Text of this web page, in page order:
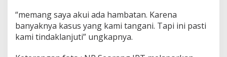
“memang saya akui ada hambatan. Karena
banyaknya kasus yang kami tangani. Tapi ini pasti
kami tindaklanjuti” ungkapnya.